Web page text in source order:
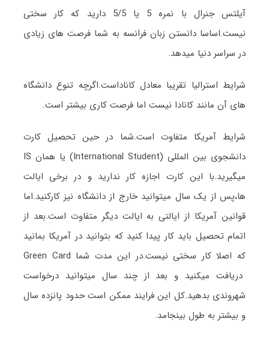
آیلتس جنرال با نمره 5 یا 5/5 دارید که کار سختی
نیست.اساسا دانستن زبان فرانسه به شما فرصت های زیادی
در سراسر دنیا میدهد.
شرایط استرالیا تقریبا معادل کاناداست.اگرچه تنوع دانشگاه
های آن مانند کانادا نیست اما فرصت کاری بیشتر است.
شرایط آمریکا متفاوت است.شما در حین تحصیل کارت
دانشجوی بین المللی (International Student) یا همان IS
میگیرید.با این کارت اجازه کار ندارید و در برخی ایالت
ها،پس از یک سال میتوانید خارج از دانشگاه نیز کارکنید.اما
قوانین آمریکا از ایالتی به ایالت دیگر متفاوت است.بعد از
اتمام تحصیل باید کار پیدا کنید که بتوانید در آمریکا بمانید
که اصلا کار سختی نیست.در این مدت شما Green Card
دریافت میکنید و بعد از چند سال میتوانید درخواست
شهروندی بدهید.کل این فرایند ممکن است حدود پانزده سال
و بیشتر به طول بینجامد.